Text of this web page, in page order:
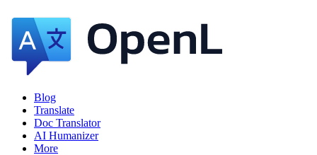
Blog
Translate
Doc Translator
AI Humanizer
More